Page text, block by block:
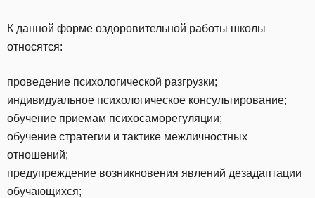
К данной форме оздоровительной работы школы
относятся:
проведение психологической разгрузки;
индивидуальное психологическое консультирование;
обучение приемам психосаморегуляции;
обучение стратегии и тактике межличностных
отношений;
предупреждение возникновения явлений дезадаптации
обучающихся;